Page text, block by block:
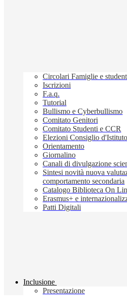
Circolari Famiglie e
Iscrizioni
F.a.q.
Tutorial
Bullismo e Cyberbullismo
Comitato Genitori
Comitato Studenti e CCR
Elezioni Consiglio d'Istituto
Orientamento
Giornalino
Canali di divulgazione
Sintesi novità nuova
comportamento secondaria
Catalogo Biblioteca On
Erasmus+ e
Patti Digitali
Inclusione
Presentazione